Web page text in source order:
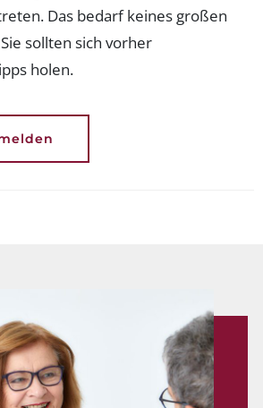
Das bedarf keines großen
sollten sich vorher
holen.